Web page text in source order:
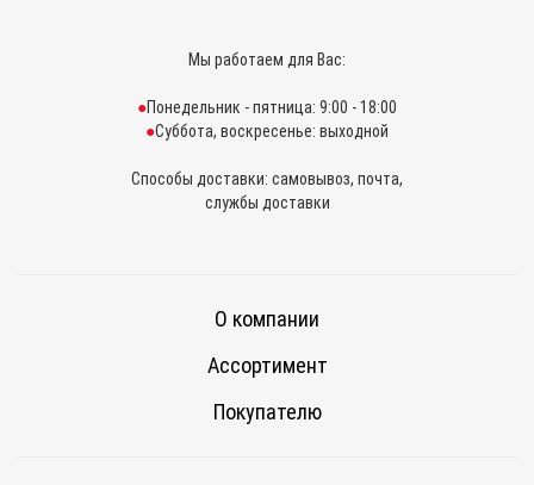
Мы работаем для Вас:
Понедельник - пятница: 9:00 - 18:00
Суббота, воскресенье: выходной
Способы доставки: самовывоз, почта,
службы доставки
О компании
Ассортимент
Покупателю